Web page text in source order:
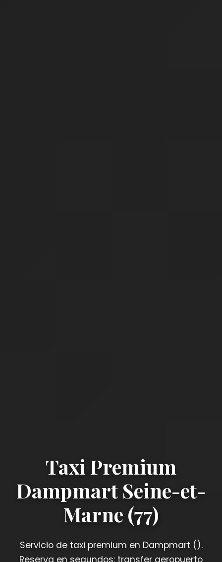
Taxi Premium
Dampmart Seine-et-
Marne (77)
Servicio de taxi premium en Dampmart ().
Reserva en segundos: transfer aeropuerto